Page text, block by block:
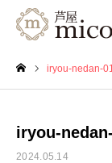
iryou-nedan-
iryou-
2024.05.14